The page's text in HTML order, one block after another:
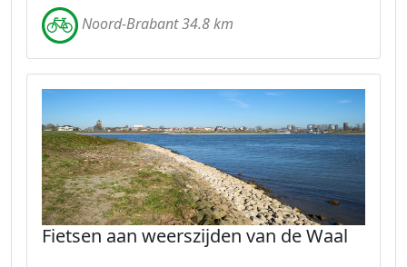
Noord-Brabant 34.8 km
Fietsen aan weerszijden van de Waal